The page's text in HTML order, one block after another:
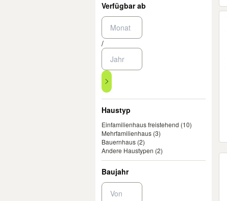
Verfügbar ab
/
Haustyp
Einfamilienhaus freistehend (10)
Mehrfamilienhaus (3)
Bauernhaus (2)
Andere Haustypen (2)
Baujahr